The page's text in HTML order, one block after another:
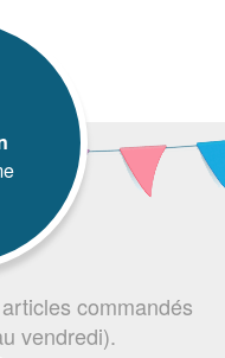
commandés
vendredi).